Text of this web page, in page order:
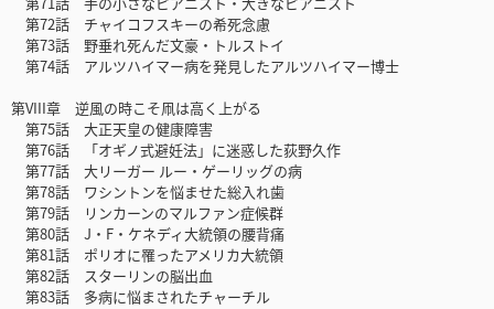
第72話 チャイコフスキーの希死念慮
第73話 野垂れ死んだ文豪・トルストイ
第74話 アルツハイマー病を発見したアルツハイマー博士
第VIII章 逆風の時こそ凧は高く上がる
第75話 大正天皇の健康障害
第76話 「オギノ式避妊法」に迷惑した荻野久作
第77話 大リーガー ルー・ゲーリッグの病
第78話 ワシントンを悩ませた総入れ歯
第79話 リンカーンのマルファン症候群
第80話 J・F・ケネディ大統領の腰背痛
第81話 ポリオに罹ったアメリカ大統領
第82話 スターリンの脳出血
第83話 多病に悩まされたチャーチル